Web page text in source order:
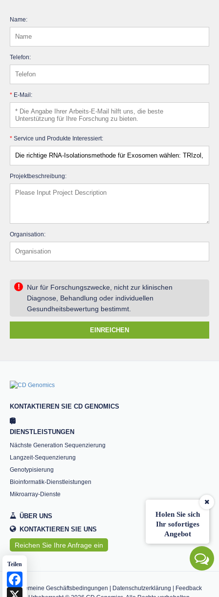
Holen Sie sich
Ihr sofortiges
Angebot
Teilen
Name:
Telefon:
* E-Mail:
* Service und Produkte Interessiert:
Projektbeschreibung:
Organisation:
!
Nur für Forschungszwecke, nicht zur klinischen
Diagnose, Behandlung oder individuellen
Gesundheitsbewertung bestimmt.
EINREICHEN
KONTAKTIEREN SIE CD GENOMICS
DIENSTLEISTUNGEN
Nächste Generation Sequenzierung
Langzeit-Sequenzierung
Genotypisierung
Bioinformatik-Dienstleistungen
Mikroarray-Dienste
ÜBER UNS
KONTAKTIEREN SIE UNS
Reichen Sie Ihre Anfrage ein
Allgemeine Geschäftsbedingungen | Datenschutzerklärung | Feedback